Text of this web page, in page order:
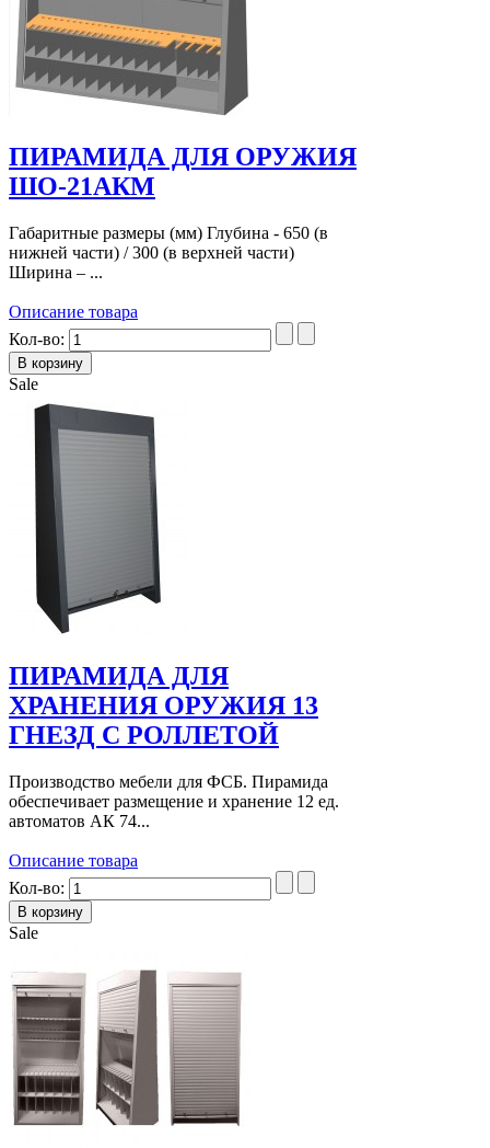
ПИРАМИДА ДЛЯ ОРУЖИЯ
ШО-21АКМ
Габаритные размеры (мм) Глубина - 650 (в
нижней части) / 300 (в верхней части)
Ширина – ...
Описание товара
Кол-во:
Sale
ПИРАМИДА ДЛЯ
ХРАНЕНИЯ ОРУЖИЯ 13
ГНЕЗД С РОЛЛЕТОЙ
Производство мебели для ФСБ. Пирамида
обеспечивает размещение и хранение 12 ед.
автоматов АК 74...
Описание товара
Кол-во:
Sale